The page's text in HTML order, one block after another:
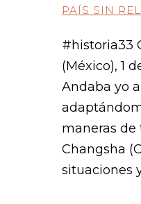
PAÍS SIN
#historia33
(México), 1
Andaba yo
maneras de
Changsha
situaciones